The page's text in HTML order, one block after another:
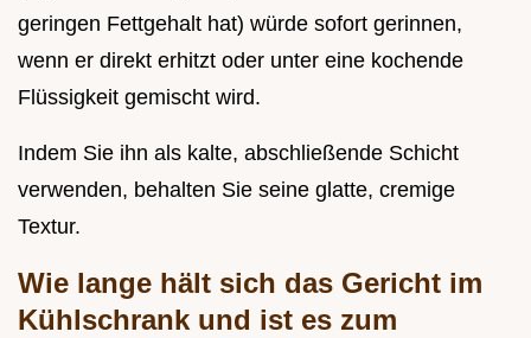
geringen Fettgehalt hat) würde sofort gerinnen,
wenn er direkt erhitzt oder unter eine kochende
Flüssigkeit gemischt wird.
Indem Sie ihn als kalte, abschließende Schicht
verwenden, behalten Sie seine glatte, cremige
Textur.
Wie lange hält sich das Gericht im
Kühlschrank und ist es zum